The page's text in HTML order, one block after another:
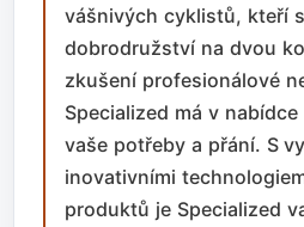
vášnivých cyklistů, kteří
dobrodružství na dvou
zkušení profesionálové
Specialized má v
vaše potřeby a přání. S
inovativními
produktů je Specialized